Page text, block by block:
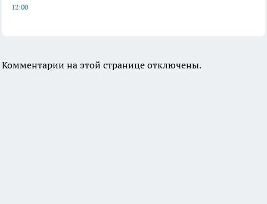
12:00
Комментарии на этой странице отключены.